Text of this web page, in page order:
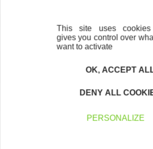
Trouvez à qui vous adresser
Créateurs, repreneurs, vos
This site uses
gives you control over
want to activate
OK, ACCEPT
DENY ALL
PERSONALIZE